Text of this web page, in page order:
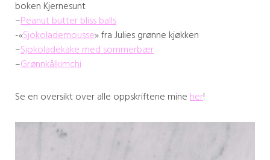
boken Kjernesunt
–Peanut butter bliss balls
-«Sjokolademousse» fra Julies grønne kjøkken
–Sjokoladekake med sommerbær
–Grønnkålkimchi
Se en oversikt over alle oppskriftene mineher!